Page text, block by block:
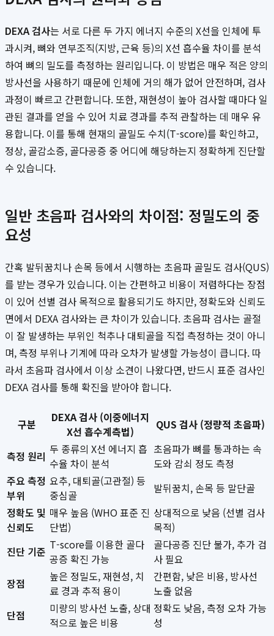
DEXA 검사는 서로 다른 두 가지 에너지 수준의 X선을 인체에 투
과시켜, 뼈와 연부조직(지방, 근육 등)의 X선 흡수율 차이를 분석
하여 뼈의 밀도를 측정하는 원리입니다. 이 방법은 매우 적은 양의
방사선을 사용하기 때문에 인체에 거의 해가 없어 안전하며, 검사
과정이 빠르고 간편합니다. 또한, 재현성이 높아 검사할 때마다 일
관된 결과를 얻을 수 있어 치료 경과를 추적 관찰하는 데 매우 유
용합니다. 이를 통해 현재의 골밀도 수치(T-score)를 확인하고,
정상, 골감소증, 골다공증 중 어디에 해당하는지 정확하게 진단할
수 있습니다.
일반 초음파 검사와의 차이점: 정밀도의 중
요성
간혹 발뒤꿈치나 손목 등에서 시행하는 초음파 골밀도 검사(QUS)
를 받는 경우가 있습니다. 이는 간편하고 비용이 저렴하다는 장점
이 있어 선별 검사 목적으로 활용되기도 하지만, 정확도와 신뢰도
면에서 DEXA 검사와는 큰 차이가 있습니다. 초음파 검사는 골절
이 잘 발생하는 부위인 척추나 대퇴골을 직접 측정하는 것이 아니
며, 측정 부위나 기계에 따라 오차가 발생할 가능성이 큽니다. 따
라서 초음파 검사에서 이상 소견이 나왔다면, 반드시 표준 검사인
DEXA 검사를 통해 확진을 받아야 합니다.
구분
DEXA 검사 (이중에너지
X선 흡수계측법)
QUS 검사 (정량적 초음파)
측정 원리 두 종류의 X선 에너지 흡
수율 차이 분석
초음파가 뼈를 통과하는 속
도와 감쇠 정도 측정
주요 측정
부위
요추, 대퇴골(고관절) 등
중심골
발뒤꿈치, 손목 등 말단골
정확도 및
신뢰도
매우 높음 (WHO 표준 진
단법)
상대적으로 낮음 (선별 검사
목적)
진단 기준 T-score를 이용한 골다
공증 확진 가능
골다공증 진단 불가, 추가 검
사 필요
장점
높은 정밀도, 재현성, 치
료 경과 추적 용이
간편함, 낮은 비용, 방사선
노출 없음
단점
미량의 방사선 노출, 상대
적으로 높은 비용
정확도 낮음, 측정 오차 가능
성